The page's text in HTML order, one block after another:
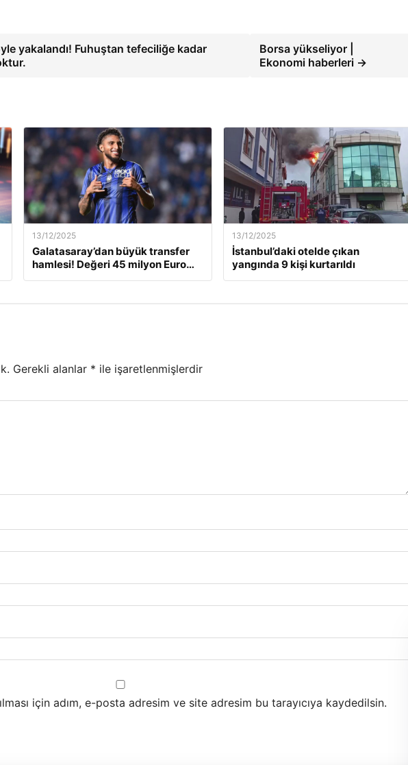
yakalandı! Fuhuştan tefeciliğe kadar
Borsa yükseliyor |
Ekonomi haberleri →
13/12/2025
Galatasaray’dan büyük transfer
hamlesi! Değeri 45 milyon Euro…
13/12/2025
İstanbul’daki otelde çıkan
yangında 9 kişi kurtarıldı
Gerekli alanlar * ile işaretlenmişlerdir
için adım, e-posta adresim ve site adresim bu tarayıcıya kaydedilsin.